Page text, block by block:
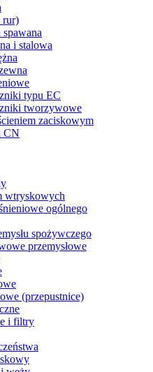
rur)
i stalowa
typu EC
tworzywowe
zaciskowym
CN
wtryskowych
ogólnego
spożywczego
przemysłowe
(przepustnice)
i filtry